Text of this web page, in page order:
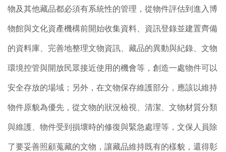
物及其他藏品都必須有系統性的管理，從物件評估到進入博
物館與文化資產機構前開始收集資料、資訊登錄並建置齊備
的資料庫、完善地整理文物資訊、藏品的異動與紀錄、文物
環境控管與開放民眾接近使用的機會等，創造一處物件可以
安全存放的場域；另外，在文物保存維護部分，應該以維持
物件原貌為優先，從文物的狀況檢視、清潔、文物材質分類
與維護、物件受到損壞時的修復與緊急處理等，文保人員除
了要妥善照顧蒐藏的文物，讓藏品維持既有的樣貌，還得彰